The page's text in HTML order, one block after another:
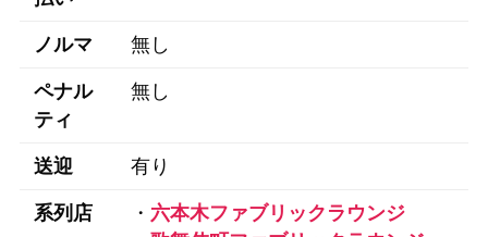
ノルマ 無し
ペナル
ティ
無し
送迎 有り
系列店 ・ 六本木ファブリックラウンジ